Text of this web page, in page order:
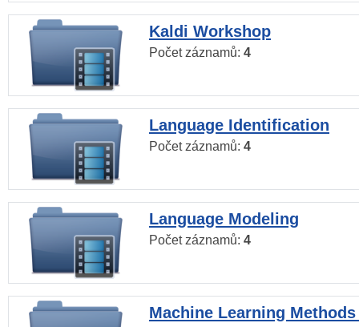
Kaldi Workshop
Počet záznamů: 4
Language Identification
Počet záznamů: 4
Language Modeling
Počet záznamů: 4
Machine Learning